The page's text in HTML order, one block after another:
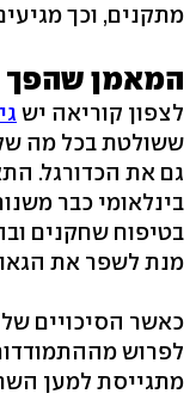
מתקנים, וכך
המאמן שהפך
לצפון קוריאה יש
ששולטת בכל מה
גם את הכדורגל.
בטיפוח שחקנים
מנת לשפר את
כאשר הסיכויים
לפרוש
מתגייסת למען